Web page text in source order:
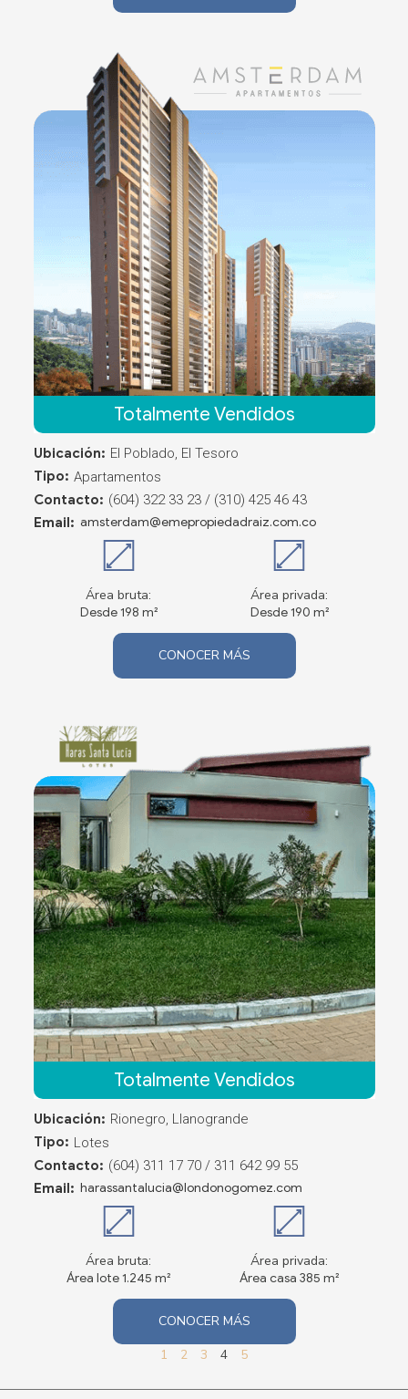
Totalmente Vendidos
Ubicación: El Poblado, El Tesoro
Tipo: Apartamentos
Contacto: (604) 322 33 23 / (310) 425 46 43
Email: amsterdam@emepropiedadraiz.com.co
Área bruta:
Desde 198 m²
Área privada:
Desde 190 m²
CONOCER MÁS
Totalmente Vendidos
Ubicación: Rionegro, Llanogrande
Tipo: Lotes
Contacto: (604) 311 17 70 / 311 642 99 55
Email: harassantalucia@londonogomez.com
Área bruta:
Área lote 1.245 m²
Área privada:
Área casa 385 m²
CONOCER MÁS
1
2 3 4 5